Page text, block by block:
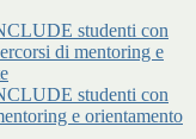
studenti con
di mentoring e
studenti con
e orientamento